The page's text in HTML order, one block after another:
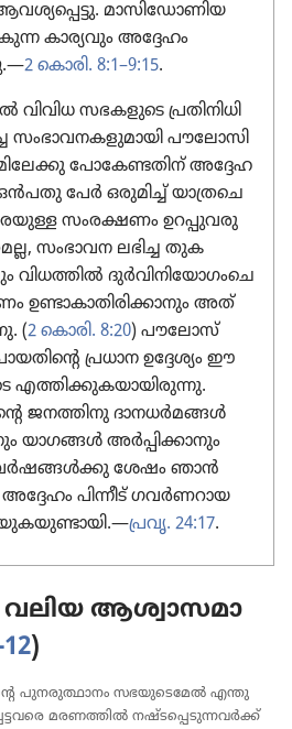
മാസി​ഡോ​ണി​യ​
കാര്യ​വും അദ്ദേഹം
2 കൊരി. 8:1–9:15.
സഭകളു​ടെ പ്രതി​നി​ധി​
സംഭാ​വ​ന​ക​ളു​മാ​യി പൗലോ​സി​
പോ​കേ​ണ്ട​തിന്‌ അദ്ദേഹ​
പേർ ഒരുമിച്ച്‌ യാത്ര​ചെ​
സംരക്ഷണം ഉറപ്പു​വ​രു​
സംഭാവന ലഭിച്ച തുക
വിധത്തിൽ ദുർവി​നി​യോ​ഗം​ചെ​
അത്‌
(2 കൊരി. 8:20) പൗലോസ്‌
പ്രധാന ഉദ്ദേശ്യം ഈ
എത്തിക്കു​ക​യാ​യി​രു​ന്നു.
ജനത്തിനു ദാനധർമങ്ങൾ
യാഗങ്ങൾ അർപ്പി​ക്കാ​നും
ശേഷം ഞാൻ
പിന്നീട്‌ ഗവർണ​റായ
പ്രവൃ. 24:17.
വലിയ ആശ്വാ​സ​മാ​
)
പുനരു​ത്ഥാ​നം സഭയു​ടെ​മേൽ എന്തു
മരണത്തിൽ നഷ്ടപ്പെ​ടു​ന്ന​വർക്ക്‌